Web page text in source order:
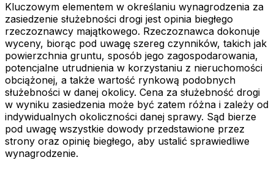
Kluczowym elementem w określaniu wynagrodzenia za
zasiedzenie służebności drogi jest opinia biegłego
rzeczoznawcy majątkowego. Rzeczoznawca dokonuje
wyceny, biorąc pod uwagę szereg czynników, takich jak
powierzchnia gruntu, sposób jego zagospodarowania,
potencjalne utrudnienia w korzystaniu z nieruchomości
obciążonej, a także wartość rynkową podobnych
służebności w danej okolicy. Cena za służebność drogi
w wyniku zasiedzenia może być zatem różna i zależy od
indywidualnych okoliczności danej sprawy. Sąd bierze
pod uwagę wszystkie dowody przedstawione przez
strony oraz opinię biegłego, aby ustalić sprawiedliwe
wynagrodzenie.